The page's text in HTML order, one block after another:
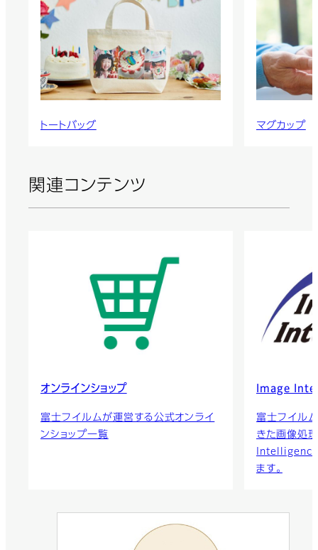
トートバッグ マグカップ
関連コンテンツ
オンラインショップ
富士フイルムが運営する公式オンライ
ンショップ一覧
Image
富士フイル
きた画像処
ます。